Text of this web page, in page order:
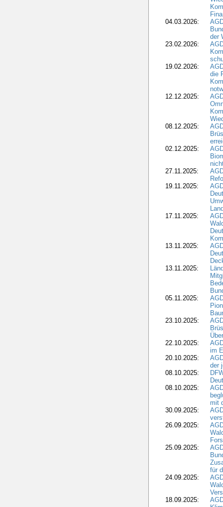
04.03.2026:
der
23.02.2026:
19.02.2026:
die
12.12.2025:
08.12.2025:
02.12.2025:
27.11.2025:
19.11.2025:
17.11.2025:
13.11.2025:
13.11.2025:
05.11.2025:
23.10.2025:
22.10.2025:
im
20.10.2025:
der
08.10.2025:
08.10.2025:
mit
30.09.2025:
26.09.2025:
25.09.2025:
für
24.09.2025:
18.09.2025: